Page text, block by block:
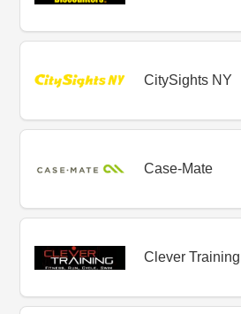
CitySights NY
Case-Mate
Clever Training